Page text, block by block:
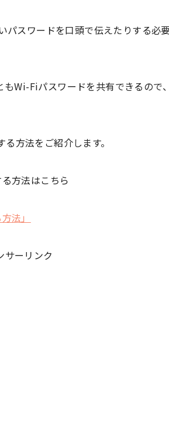
スワードを口頭で伝えたりする必
Wi-Fiパスワードを共有できるので
方法をご紹介します。
方法はこちら
法」
サーリンク